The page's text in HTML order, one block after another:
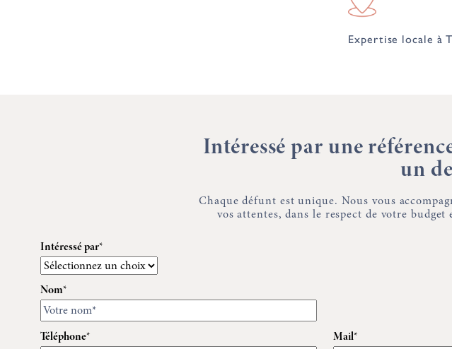
Expertise locale à
Intéressé par une
un
Chaque défunt est unique. Nous vous
vos attentes, dans le respect de votre
Intéressé par*
Nom*
Téléphone* Mail*